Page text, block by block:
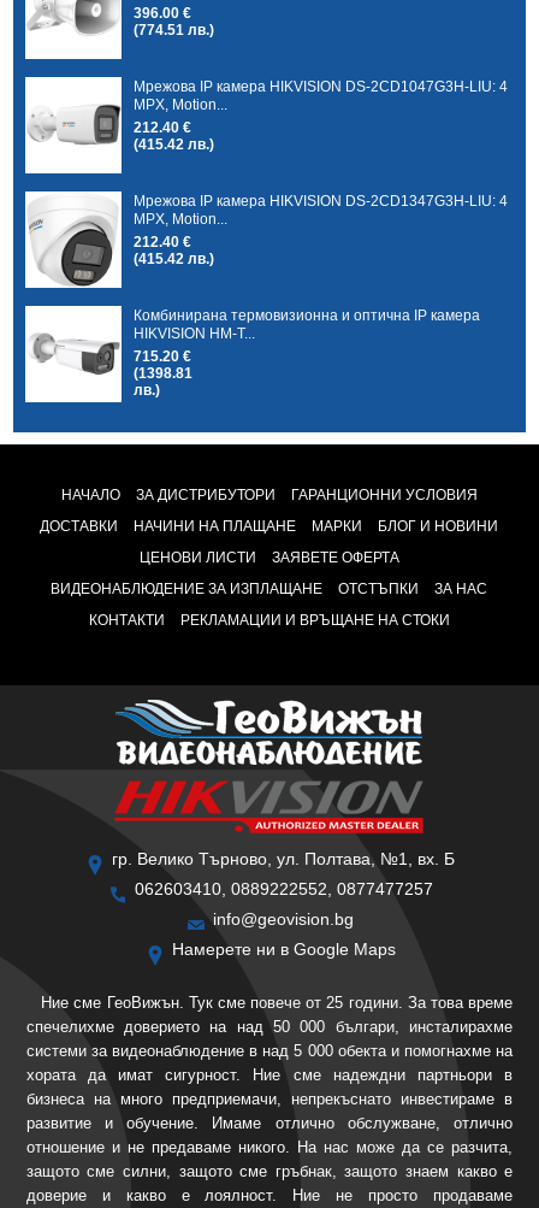
396.00 €
(774.51 лв.)
Мрежова IP камера HIKVISION DS-2CD1047G3H-LIU: 4
MPX, Motion...
212.40 €
(415.42 лв.)
Мрежова IP камера HIKVISION DS-2CD1347G3H-LIU: 4
MPX, Motion...
212.40 €
(415.42 лв.)
Комбинирана термовизионна и оптична IP камера
HIKVISION HM-T...
715.20 €
(1398.81
лв.)
НАЧАЛО ЗА ДИСТРИБУТОРИ
ГАРАНЦИОННИ УСЛОВИЯ
ДОСТАВКИ
НАЧИНИ НА ПЛАЩАНЕ МАРКИ
БЛОГ И НОВИНИ
ЦЕНОВИ ЛИСТИ
ЗАЯВЕТЕ ОФЕРТА
ВИДЕОНАБЛЮДЕНИЕ ЗА ИЗПЛАЩАНЕ
ОТСТЪПКИ
ЗА НАС
КОНТАКТИ
РЕКЛАМАЦИИ И ВРЪЩАНЕ НА СТОКИ
гр. Велико Търново, ул. Полтава, №1, вх. Б
062603410, 0889222552, 0877477257
info@geovision.bg
Намерете ни в Google Maps
Ние сме ГеоВижън. Тук сме повече от 25 години. За това време
спечелихме доверието на над 50 000 българи, инсталирахме
системи за видеонаблюдение в над 5 000 обекта и помогнахме на
хората да имат сигурност. Ние сме надеждни партньори в
бизнеса на много предприемачи, непрекъснато инвестираме в
развитие и обучение. Имаме отлично обслужване, отлично
отношение и не предаваме никого. На нас може да се разчита,
защото сме силни, защото сме гръбнак, защото знаем какво е
доверие и какво е лоялност. Ние не просто продаваме